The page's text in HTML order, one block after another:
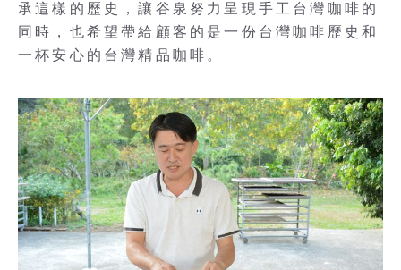
承這樣的歷史，讓谷泉努力呈現手工台灣咖啡的
同時，也希望帶給顧客的是一份台灣咖啡歷史和
一杯安心的台灣精品咖啡。